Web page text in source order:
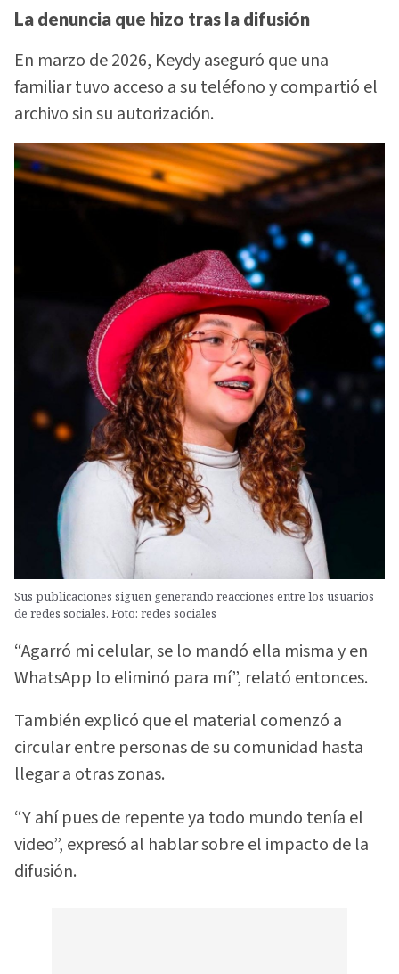
La denuncia que hizo tras la difusión
En marzo de 2026, Keydy aseguró que una
familiar tuvo acceso a su teléfono y compartió el
archivo sin su autorización.
Sus publicaciones siguen generando reacciones entre los usuarios
de redes sociales. Foto: redes sociales
“Agarró mi celular, se lo mandó ella misma y en
WhatsApp lo eliminó para mí”, relató entonces.
También explicó que el material comenzó a
circular entre personas de su comunidad hasta
llegar a otras zonas.
“Y ahí pues de repente ya todo mundo tenía el
video”, expresó al hablar sobre el impacto de la
difusión.